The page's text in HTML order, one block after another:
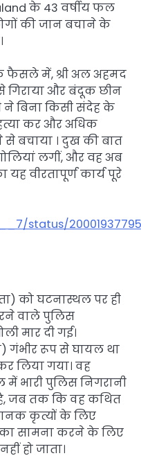
के 43 वर्षीय फल
की जान बचाने के
फैसले में, श्री अल अहमद
गिराया और बंदूक छीन
ने बिना किसी संदेह के
कर और अधिक
से बचाया । दुख की बात
लगीं, और वह अब
वीरतापूर्ण कार्य पूरे
status/
को घटनास्थल पर ही
वाले पुलिस
मार दी गई।
गंभीर रूप से घायल था
लिया गया। वह
में भारी पुलिस निगरानी
जब तक कि वह कथित
कृत्यों के लिए
सामना करने के लिए
हो जाता।